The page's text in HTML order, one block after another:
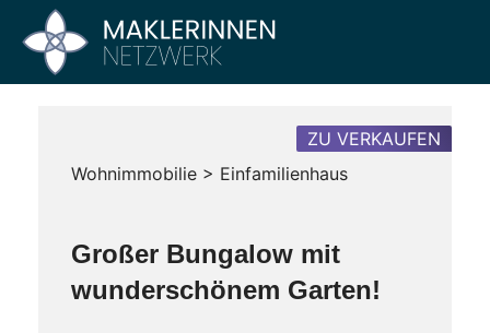
Inhalt
springenMaklerinnen
Vier
Büros
Wohnimmobilie > Einfamilienhaus
ZU VERKAUFEN
Großer Bungalow mit
wunderschönem Garten!